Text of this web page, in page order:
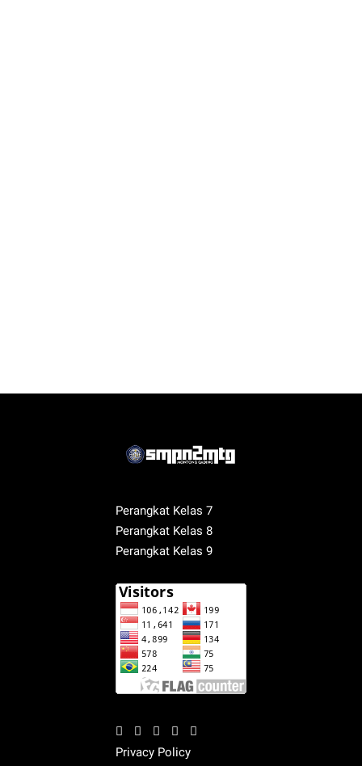
Perangkat Kelas 7
Perangkat Kelas 8
Perangkat Kelas 9
Privacy Policy